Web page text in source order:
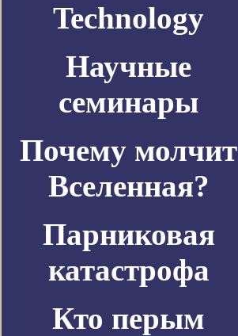
Technology
Научные
семинары
Почему молчит
Вселенная?
Парниковая
катастрофа
Кто перым